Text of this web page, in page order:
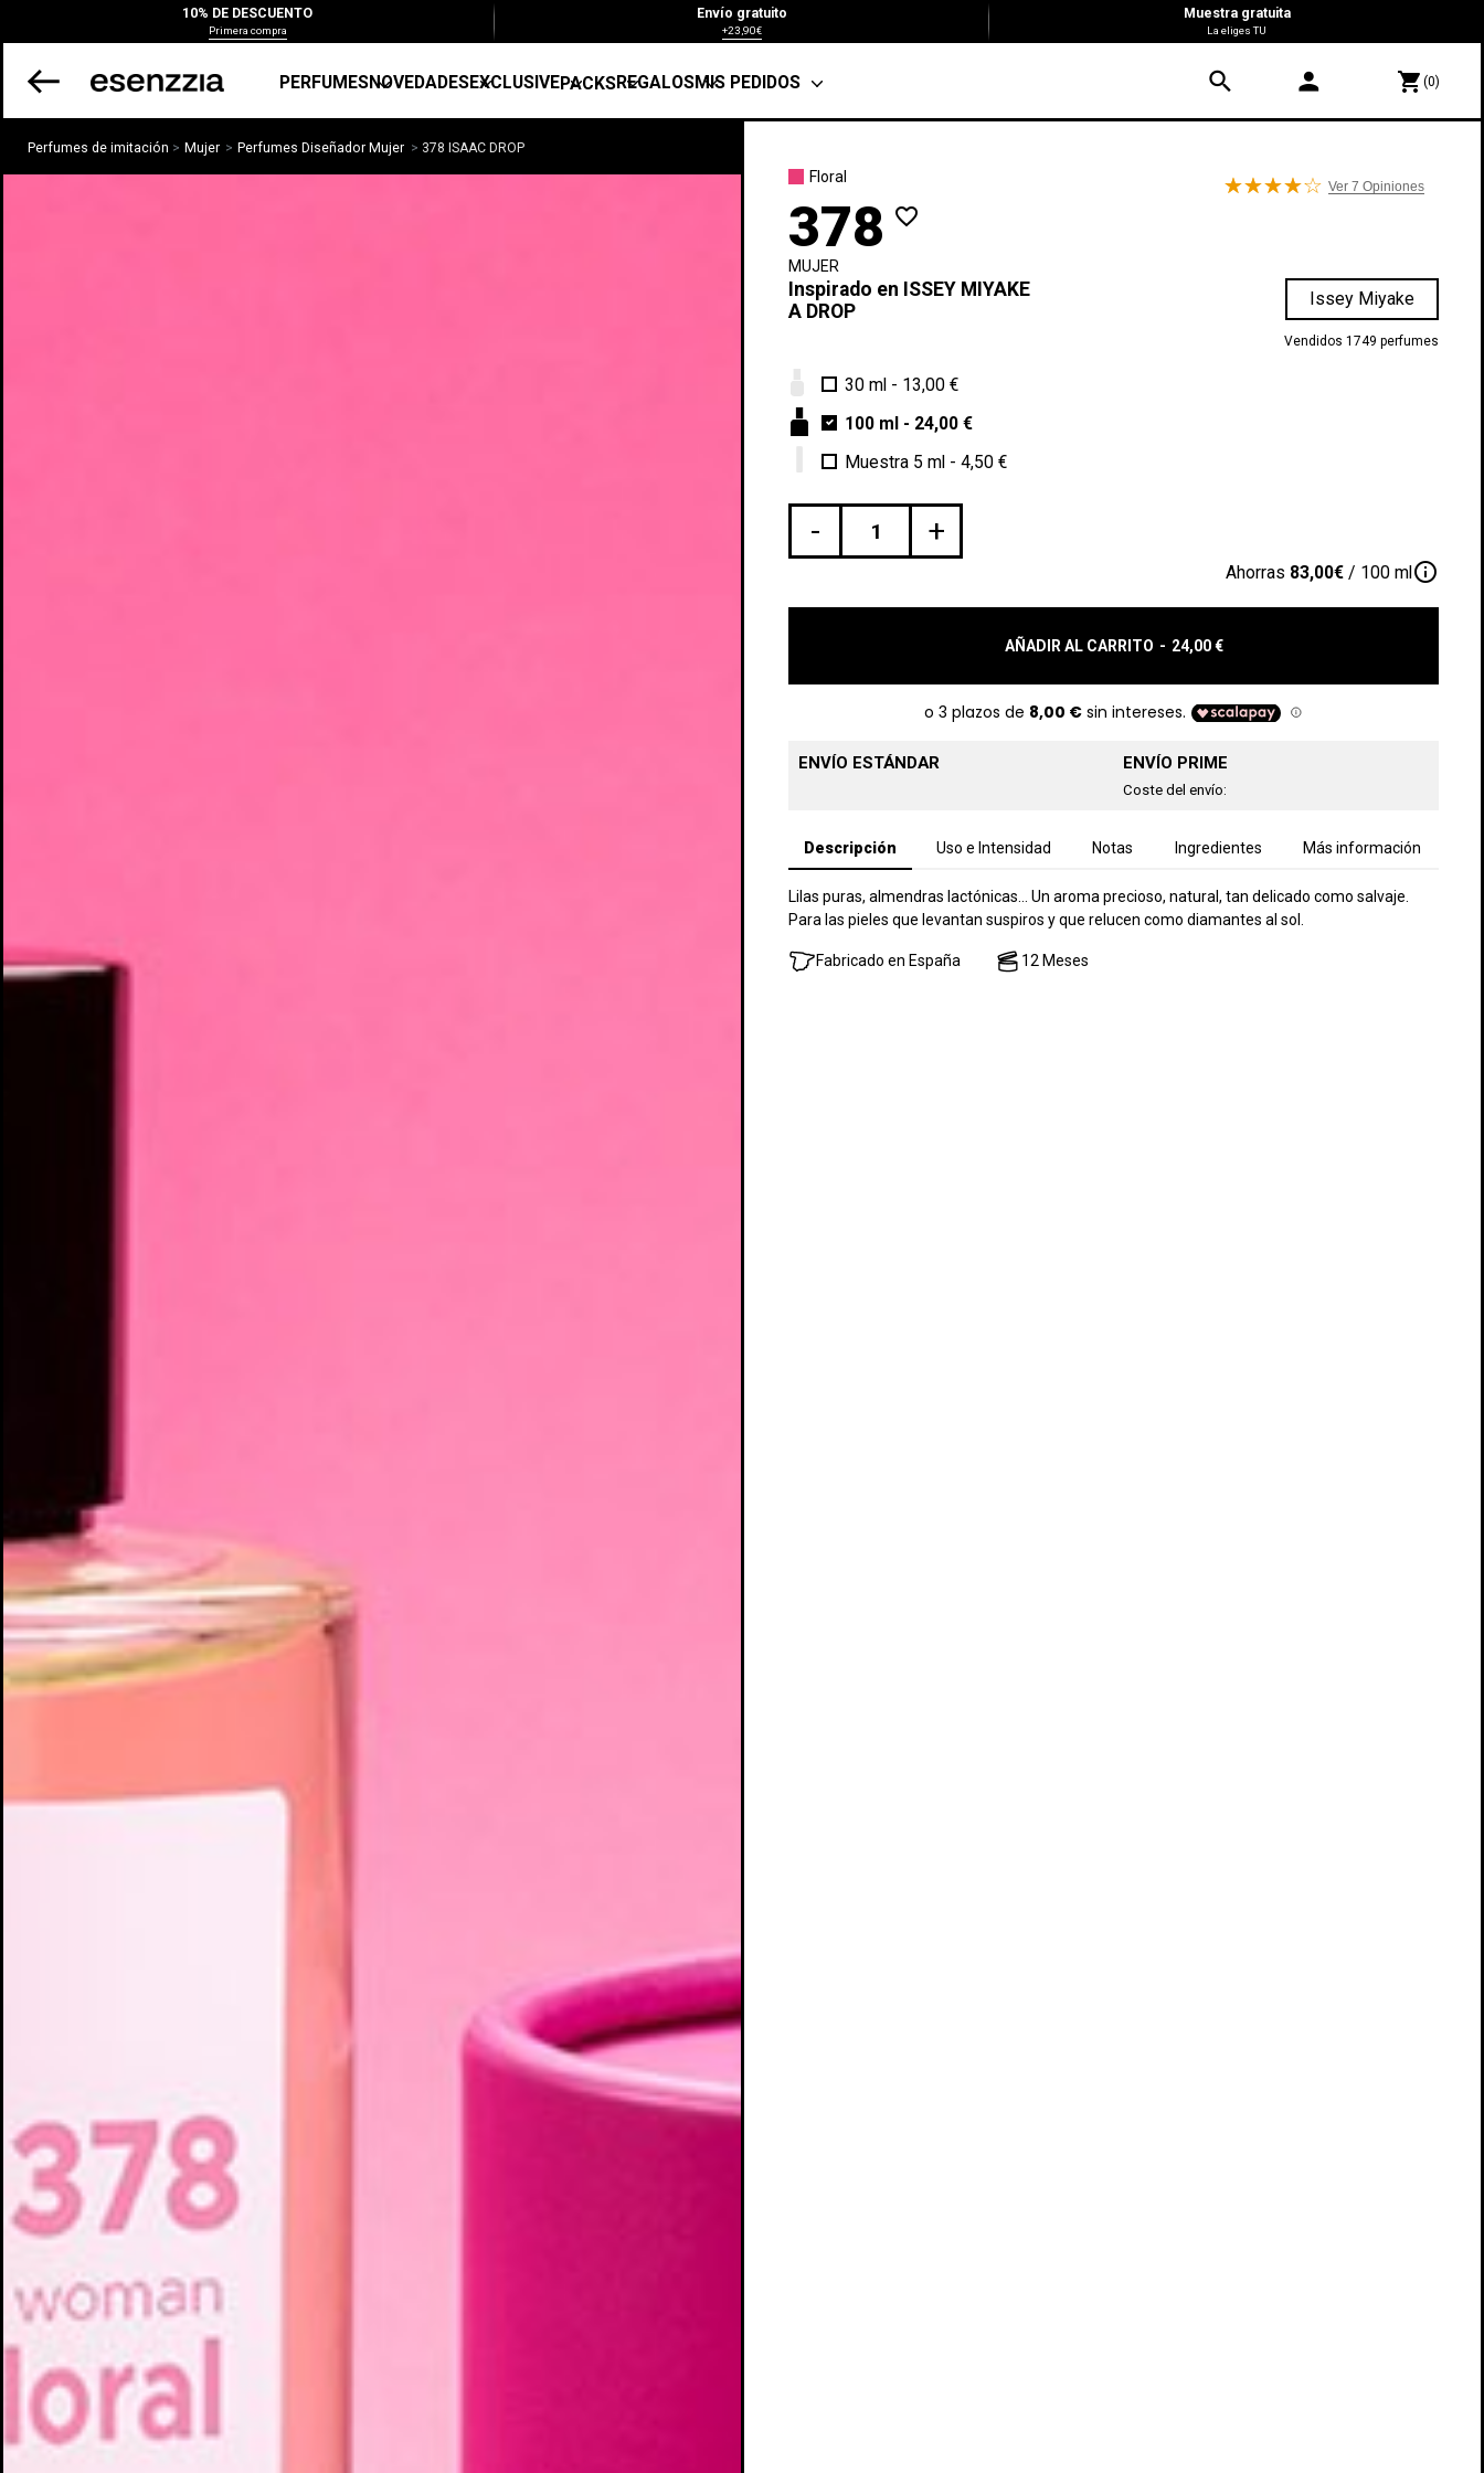
10% DE DESCUENTO
Primera compra
Envío gratuito
+23,90€
Muestra gratuita
La eliges TU
PERFUMESNOVEDADESEXCLUSIVEPACKSREGALOSMIS PEDIDOS search person shopping_cart(0)
Perfumes de imitación Mujer Perfumes Diseñador Mujer 378 ISAAC DROP
Floral
Ver 7 Opiniones
378 favorite_border
MUJER
Inspirado en ISSEY MIYAKE
A DROP
Issey Miyake
Vendidos 1749 perfumes
30 ml - 13,00 €
100 ml - 24,00 €
Muestra 5 ml - 4,50 €
- +
Ahorras 83,00€ / 100 mlinfo_outline
AÑADIR AL CARRITO - 24,00 €
ENVÍO ESTÁNDAR ENVÍO PRIME
Coste del envío:
Descripción Uso e Intensidad Notas Ingredientes Más información
Lilas puras, almendras lactónicas… Un aroma precioso, natural, tan delicado como salvaje.
Para las pieles que levantan suspiros y que relucen como diamantes al sol.
Fabricado en España 12 Meses